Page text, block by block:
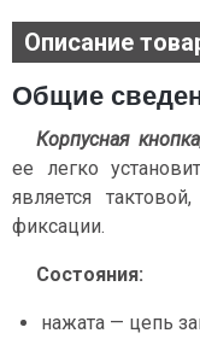
Описание
Общие
Корпусная
ее легко
является
фиксации.
Состояния:
нажата — цепь